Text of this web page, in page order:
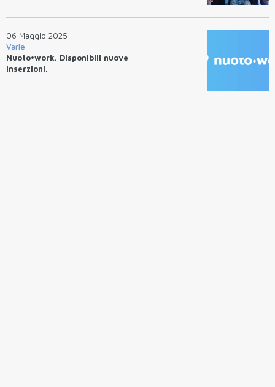
06 Maggio 2025
Varie
Nuoto•work. Disponibili nuove
inserzioni.